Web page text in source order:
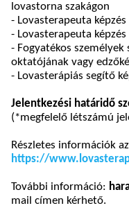
lovastorna szakágon
- Lovasterapeuta
- Lovasterapeuta
- Fogyatékos
oktatójának vagy
- Lovasterápiás segítő
Jelentkezési határidő
(*megfelelő létszámú
Részletes információk
https://
További információ:
mail címen kérhető.